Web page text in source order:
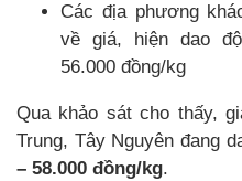
Các địa phương
về giá, hiện dao
56.000 đồng/kg
Qua khảo sát cho thấy,
Trung, Tây Nguyên đang
– 58.000 đồng/kg.